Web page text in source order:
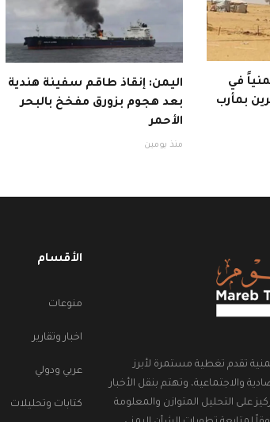
يمنياً في
بمأرب
اليمن: إنقاذ طاقم سفينة هندية
بعد هجوم بزورق مفخخ بالبحر
الأحمر
منذ يومين
تقدم تغطية مستمرة لأبرز
والاجتماعية، وتهتم بنقل الأخبار
على التحليل المتوازن والمعلومة
الأقسام
منوعات
اخبار وتقارير
عربي ودولي
كتابات وتحليلات